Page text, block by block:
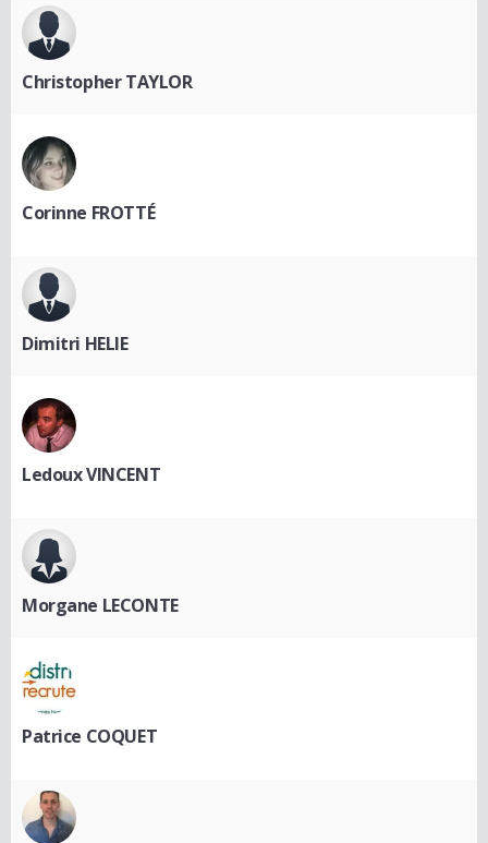
Christopher TAYLOR
Corinne FROTTÉ
Dimitri HELIE
Ledoux VINCENT
Morgane LECONTE
Patrice COQUET